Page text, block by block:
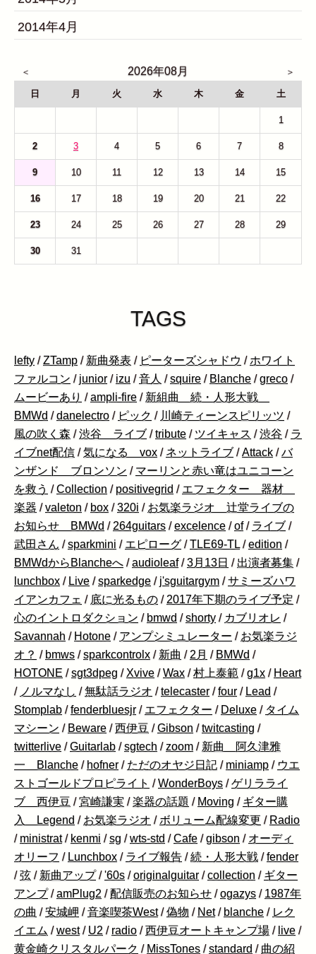
2014年4月
2026年08月
日 月 火 水 木 金 土
1
2 3 4 5 6 7 8
9 10 11 12 13 14 15
16 17 18 19 20 21 22
23 24 25 26 27 28 29
30 31
TAGS
lefty /ZTamp / 新曲発表 / ピーターズシャドウ / ホワイト
ファルコン / junior / izu /音人 /squire / Blanche /greco /
ムービーあり /ampli-fire / 新組曲 続・人形大戦
BMWd /danelectro / ピック / 川崎ティーンスピリッツ /
風の吹く森 /渋谷 ライブ /tribute / ツイキャス /渋谷 / ラ
イブnet配信 /気になる vox / ネットライブ /Attack /バ
ンザンド ブロンソン / マーリンと赤い竜はユニコーン
を救う /Collection / positivegrid / エフェクター 器材
楽器 /valeton / box /320i / お気楽ラジオ 辻堂ライブの
お知らせ BMWd / 264guitars /excelence /of / ライブ /
武田さん /sparkmini / エピローグ /TLE69-TL /edition /
BMWdからBlancheへ /audioleaf /3月13日 / 出演者募集 /
lunchbox / Live /sparkedge / j'sguitargym /サミーズハワ
イアンカフェ / 底に光るもの / 2017年下期のライブ予定 /
心のイントロダクション / bmwd /shorty / カブリオレ /
Savannah / Hotone / アンプシミュレーター / お気楽ラジ
オ？ / bmws /sparkcontrolx / 新曲 / 2月 / BMWd /
HOTONE /sgt3dpeg / Xvive /Wax /村上泰範 /g1x / Heart
/ ノルマなし /無駄話ラジオ /telecaster /four / Lead /
Stomplab /fenderbluesjr / エフェクター / Deluxe / タイム
マシーン / Beware /西伊豆 /Gibson /twitcasting /
twitterlive /Guitarlab /sgtech /zoom / 新曲 阿久津雅
一 Blanche / hofner / ただのオヤジ日記 / miniamp / ウエ
ストゴールドプロピライト /WonderBoys /ゲリラライ
ブ 西伊豆 /宮崎謙実 /楽器の話題 / Moving / ギター購
入 Legend / お気楽ラジオ / ボリューム配線変更 / Radio
/ ministrat / kenmi /sg /wts-std /Cafe /gibson / オーディ
オリーフ / Lunchbox / ライブ報告 /続・人形大戦 /fender
/弦 / 新曲アップ /'60s /originalguitar /collection / ギター
アンプ /amPlug2 /配信販売のお知らせ /ogazys / 1987年
の曲 /安城岬 /音楽喫茶West /偽物 / Net / blanche / レク
イエム /west / U2 / radio /西伊豆オートキャンプ場 / live /
黄金崎クリスタルパーク / MissTones /standard / 曲の紹